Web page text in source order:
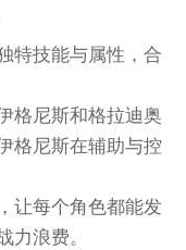
特技能与属性，合
格尼斯和格拉迪奥
格尼斯在辅助与控
让每个角色都能发
力浪费。​